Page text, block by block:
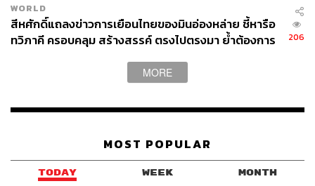
ปัจจุบัน ภูฏานมีประชากรราว 7-8 แสนคน เป็นประเทศขนาด
อาชีพเกษตรกรรม ป่าไม้ และปศุสัตว์ ขณะเดียวกัน ผู้คนยังคง
สวมชุดประจำชาติในชีวิตประจำวัน ซึ่งสะท้อนการรักษาอัต
ลักษณ์ของประเทศได้อย่างชัดเจน
WORLD
สีหศักดิ์แถลงข่าวการเยือนไทยของมินอ่องหล่าย ชี้หารือ
ทวิภาคี ครอบคลุม สร้างสรรค์ ตรงไปตรงมา ย้ำต้องการ
206
MORE
MOST POPULAR
TODAY WEEK MONTH